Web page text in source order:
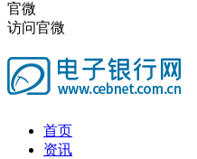
官微
访问官微
首页
资讯